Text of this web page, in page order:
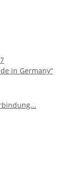
in Germany“